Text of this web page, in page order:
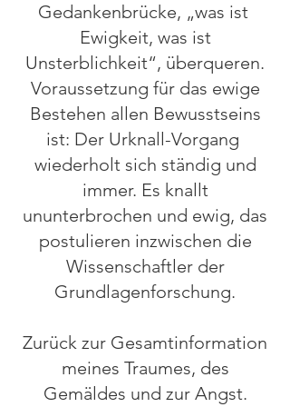
Gedankenbrücke, „was ist
Ewigkeit, was ist
Unsterblichkeit“, überqueren.
Voraussetzung für das ewige
Bestehen allen Bewusstseins
ist: Der Urknall-Vorgang
wiederholt sich ständig und
immer. Es knallt
ununterbrochen und ewig, das
postulieren inzwischen die
Wissenschaftler der
Grundlagenforschung.
Zurück zur Gesamtinformation
meines Traumes, des
Gemäldes und zur Angst.